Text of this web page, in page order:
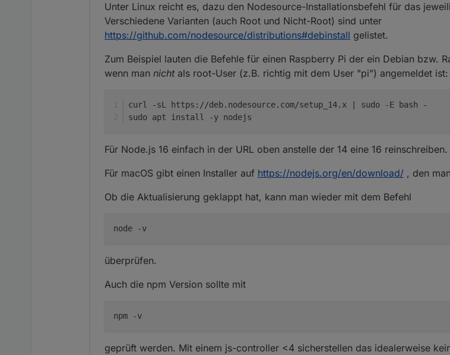
Unter Linux reicht es, dazu den Nodesource-Installationsbefehl für das
Verschiedene Varianten (auch Root und Nicht-Root) sind unter
https://github.com/nodesource/distributions#debinstall gelistet.
Zum Beispiel lauten die Befehle für einen Raspberry Pi der ein Debian bzw.
wenn man nichtals root-User (z.B. richtig mit dem User "pi") angemeldet ist:
curl -sL https://deb.nodesource.com/setup_14.x | sudo -E bash -
sudo apt install -y nodejs
Für Node.js 16 einfach in der URL oben anstelle der 14 eine 16 reinschreiben.
Für macOS gibt einen Installer auf https://nodejs.org/en/download/ , den
Ob die Aktualisierung geklappt hat, kann man wieder mit dem Befehl
überprüfen.
Auch die npm Version sollte mit
geprüft werden. Mit einem js-controller <4 sicherstellen das idealerweise